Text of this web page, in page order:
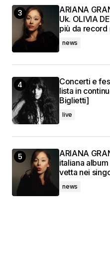
ARIANA
Uk. OLIVIA
più da record
news
Concerti e
lista in
Biglietti]
live
ARIANA
italiana
vetta nei
news